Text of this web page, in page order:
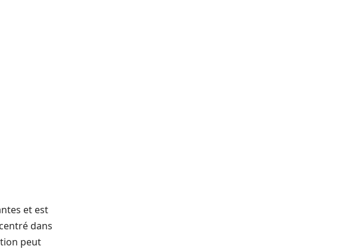
et est
dans
peut